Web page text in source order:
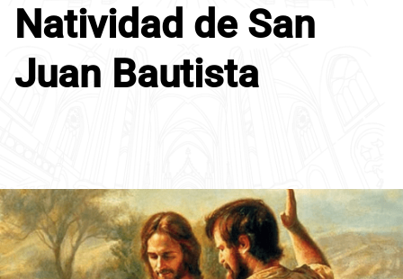
Natividad de San
Juan Bautista